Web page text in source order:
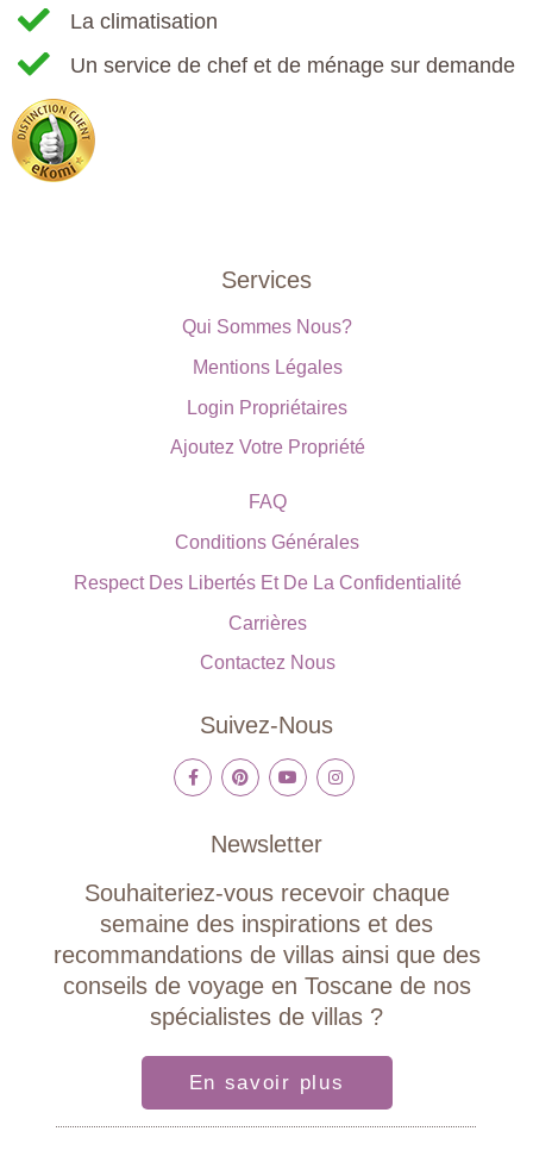
La climatisation
Un service de chef et de ménage sur demande
Services
Qui Sommes Nous?
Mentions Légales
Login Propriétaires
Ajoutez Votre Propriété
FAQ
Conditions Générales
Respect Des Libertés Et De La Confidentialité
Carrières
Contactez Nous
Suivez-Nous
Newsletter
Souhaiteriez-vous recevoir chaque
semaine des inspirations et des
recommandations de villas ainsi que des
conseils de voyage en Toscane de nos
spécialistes de villas ?
En savoir plus